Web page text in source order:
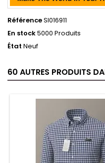
RéférenceSI016911
En stock5000 Produits
État Neuf
60 AUTRES PRODUITS